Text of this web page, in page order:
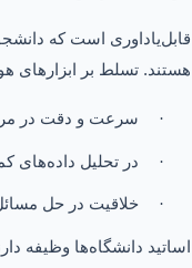
قابل‌یاداوری است که
هستند. تسلط بر
· سرعت و دقت در
· در تحلیل داده‌های
· خلاقیت در حل
اساتید دانشگاه‌ها وظیفه